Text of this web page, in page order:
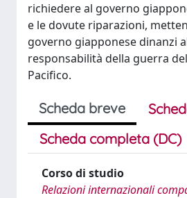
richiedere al governo
e le dovute riparazioni,
governo giapponese dinanzi
responsabilità della guerra
Pacifico.
Scheda breve
Scheda completa (DC)
Corso di studio
Relazioni internazionali